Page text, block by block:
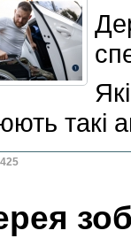
такі
425